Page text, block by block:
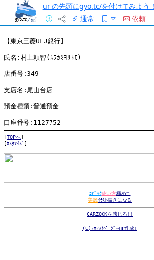
urlの先頭にgyo.tc/を付けてみよう！
通常
依頼